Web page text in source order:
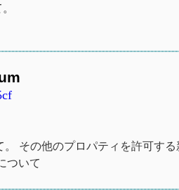
その他のプロパティを許可す
ついて